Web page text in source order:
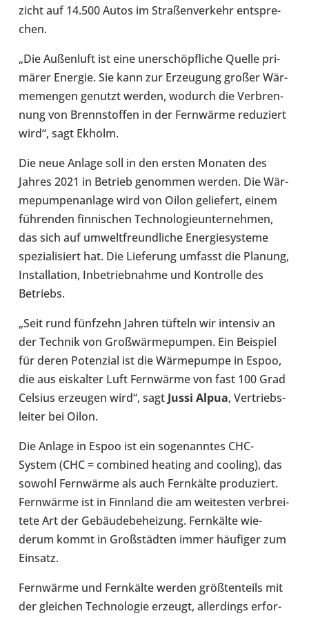
zicht auf 14.500 Autos im Stra­ßen­ver­kehr ent­spre­
chen.
„Die Außen­luft ist eine uner­schöpf­li­che Quelle pri­
mä­rer Energie. Sie kann zur Erzeu­gung großer Wär­
me­men­gen genutzt werden, wodurch die Ver­bren­
nung von Brenn­stof­fen in der Fern­wärme redu­ziert
wird“, sagt Ekholm.
Die neue Anlage soll in den ersten Monaten des
Jahres 2021 in Betrieb genom­men werden. Die Wär­
me­pum­pen­an­lage wird von Oilon gelie­fert, einem
füh­ren­den fin­ni­schen Tech­no­lo­gie­un­ter­neh­men,
das sich auf umwelt­freund­li­che Ener­gie­sys­teme
spe­zia­li­siert hat. Die Lie­fe­rung umfasst die Planung,
Instal­la­tion, Inbe­trieb­nahme und Kon­trolle des
Betriebs.
„Seit rund fünf­zehn Jahren tüfteln wir inten­siv an
der Technik von Groß­wär­me­pum­pen. Ein Bei­spiel
für deren Poten­zial ist die Wär­me­pumpe in Espoo,
die aus eis­kal­ter Luft Fern­wärme von fast 100 Grad
Celsius erzeu­gen wird“, sagtJussi Alpua, Ver­triebs­
lei­ter bei Oilon.
Die Anlage in Espoo ist ein soge­nann­tes CHC-​
System (CHC = com­bi­ned heating and cooling), das
sowohl Fern­wärme als auch Fern­kälte pro­du­ziert.
Fern­wärme ist in Finn­land die am wei­tes­ten ver­brei­
tete Art der Gebäu­de­be­hei­zung. Fern­kälte wie­
derum kommt in Groß­städ­ten immer häu­fi­ger zum
Einsatz.
Fern­wärme und Fern­kälte werden größ­ten­teils mit
der glei­chen Tech­no­lo­gie erzeugt, aller­dings erfor­